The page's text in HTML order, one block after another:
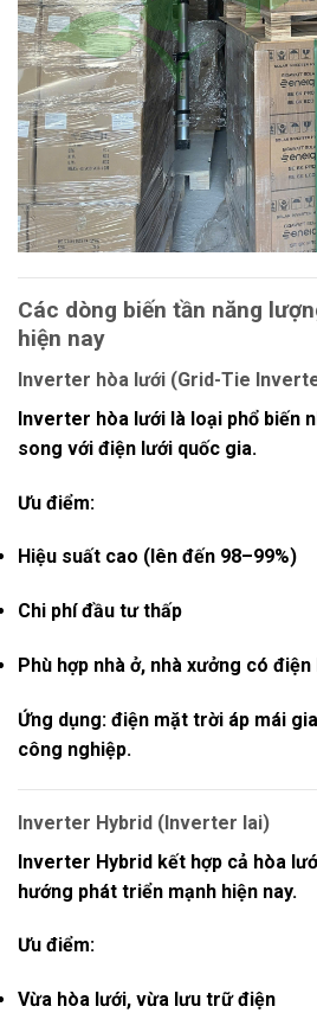
Các dòng biến tần năng
hiện nay
Inverter hòa lưới (Grid-Tie
Inverter hòa lưới là loại phổ biến
song với điện lưới quốc gia.
Ưu điểm:
Hiệu suất cao (lên đến 98–99%)
Chi phí đầu tư thấp
Phù hợp nhà ở, nhà xưởng có
Ứng dụng: điện mặt trời áp mái
công nghiệp.
Inverter Hybrid (Inverter lai)
Inverter Hybrid kết hợp cả hòa
hướng phát triển mạnh hiện nay.
Ưu điểm:
Vừa hòa lưới, vừa lưu trữ điện